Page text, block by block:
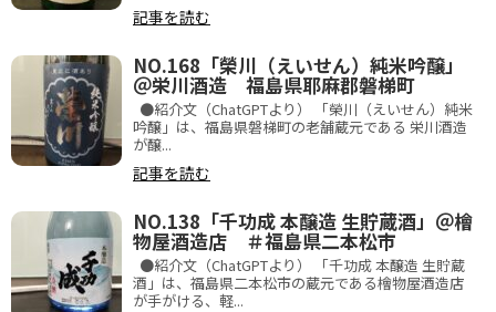
記事を読む
NO.168「榮川（えいせん）純米吟醸」
＠栄川酒造 福島県耶麻郡磐梯町
●紹介文（ChatGPTより） 「榮川（えいせん）純米
吟醸」は、福島県磐梯町の老舗蔵元である 栄川酒造
が醸...
記事を読む
NO.138「千功成 本醸造 生貯蔵酒」＠檜
物屋酒造店 ＃福島県二本松市
●紹介文（ChatGPTより） 「千功成 本醸造 生貯蔵
酒」は、福島県二本松市の蔵元である檜物屋酒造店
が手がける、軽...